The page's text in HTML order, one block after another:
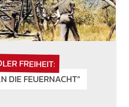
FREIHEIT:
DIE FEUERNACHT“